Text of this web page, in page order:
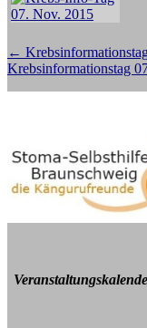
Beitragsnavigation
←
Krebsinformationstag